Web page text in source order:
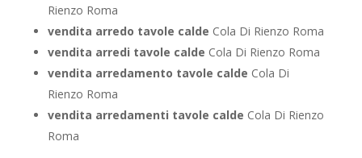
Rienzo Roma
vendita arredo tavole calde Cola Di Rienzo Roma
vendita arredi tavole calde Cola Di Rienzo Roma
vendita arredamento tavole calde Cola Di
Rienzo Roma
vendita arredamenti tavole calde Cola Di Rienzo
Roma